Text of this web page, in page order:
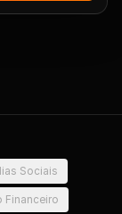
Sociais
Financeiro